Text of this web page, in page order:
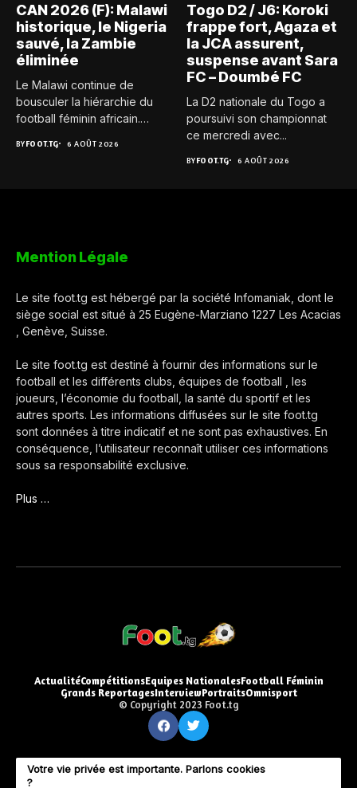
CAN 2026 (F): Malawi
historique, le Nigeria
sauvé, la Zambie
éliminée
Le Malawi continue de
bousculer la hiérarchie du
football féminin africain.
BYFOOT.TG 6 AOÛT 2026
Togo D2 / J6: Koroki
frappe fort, Agaza et
la JCA assurent,
suspense avant Sara
FC – Doumbé FC
La D2 nationale du Togo a
poursuivi son championnat
ce mercredi avec...
BYFOOT.TG 6 AOÛT 2026
Mention Légale
Le site foot.tg est hébergé par la société Infomaniak, dont le
siège social est situé à 25 Eugène-Marziano 1227 Les Acacias
, Genève, Suisse.
Le site foot.tg est destiné à fournir des informations sur le
football et les différents clubs, équipes de football , les
joueurs, l’économie du football, la santé du sportif et les
autres sports. Les informations diffusées sur le site foot.tg
sont données à titre indicatif et ne sont pas exhaustives. En
conséquence, l’utilisateur reconnaît utiliser ces informations
sous sa responsabilité exclusive.
Plus …
ActualitéCompétitionsEquipes NationalesFootball Féminin
Grands ReportagesInterviewPortraitsOmnisport
© Copyright 2023 Foot.tg
Votre vie privée est importante. Parlons cookies
?